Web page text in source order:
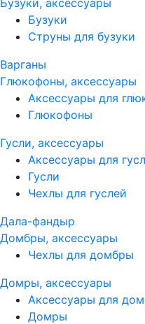
Бузуки, аксессуары
Бузуки
Струны для бузуки
Варганы
Глюкофоны, аксессуары
Аксессуары для
Глюкофоны
Гусли, аксессуары
Аксессуары для
Гусли
Чехлы для гуслей
Дала-фандыр
Домбры, аксессуары
Чехлы для домбры
Домры, аксессуары
Аксессуары для
Домры